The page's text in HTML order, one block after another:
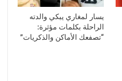
يسار لمغاري يبكي والدته
الراحلة بكلمات مؤثرة:
“تصفعك الأماكن والذكريات”